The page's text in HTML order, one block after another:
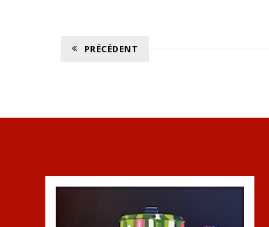
PRÉCÉDENT